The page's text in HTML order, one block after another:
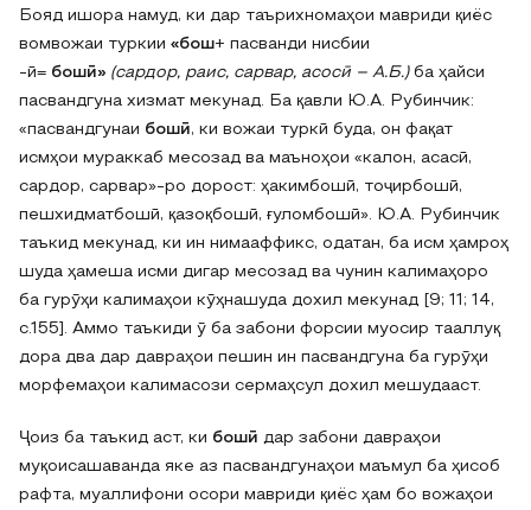
Бояд ишора намуд‚ ки дар таърихномаҳои мавриди қиёс
вомвожаи туркии «бош+ пасванди нисбии
-ӣ= бошӣ» (сардор‚ раис‚ сарвар‚ асосӣ – А.Б.) ба ҳайси
пасвандгуна хизмат мекунад. Ба қавли Ю.А. Рубинчик:
«пасвандгунаи бошӣ‚ ки вожаи туркӣ буда‚ он фақат
исмҳои мураккаб месозад ва маъноҳои «калон‚ асасӣ‚
сардор‚ сарвар»-ро дорост: ҳакимбошӣ‚ тоҷирбошӣ‚
пешхидматбошӣ‚ қазоқбошӣ‚ ғуломбошӣ». Ю.А. Рубинчик
таъкид мекунад, ки ин нимааффикс, одатан, ба исм ҳамроҳ
шуда ҳамеша исми дигар месозад ва чунин калимаҳоро
ба гурӯҳи калимаҳои кӯҳнашуда дохил мекунад [9; 11; 14‚
с.155]. Аммо таъкиди ӯ ба забони форсии муосир тааллуқ
дора два дар давраҳои пешин ин пасвандгуна ба гурӯҳи
морфемаҳои калимасози сермаҳсул дохил мешудааст.
Ҷоиз ба таъкид аст‚ ки бошӣ дар забони давраҳои
муқоисашаванда яке аз пасвандгунаҳои маъмул ба ҳисоб
рафта‚ муаллифони осори мавриди қиёс ҳам бо вожаҳои